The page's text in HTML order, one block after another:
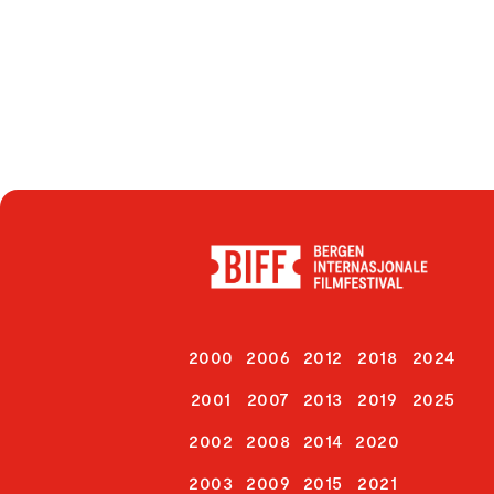
2000
2001
2002
2003
2006
2007
2008
2009
2012
2013
2014
2015
2018
2019
2020
2021
2024
2025